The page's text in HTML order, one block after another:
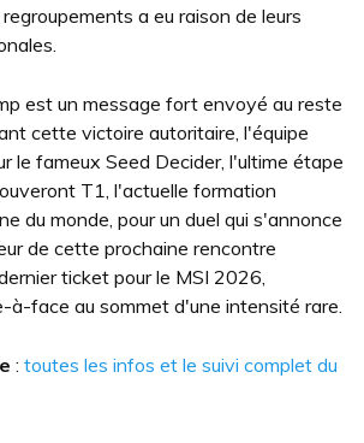
a eu raison de leurs
est un message fort envoyé au reste
cette victoire autoritaire, l'équipe
le fameux Seed Decider, l'ultime étape
T1, l'actuelle formation
du monde, pour un duel qui s'annonce
de cette prochaine rencontre
ticket pour le MSI 2026,
face au sommet d'une intensité rare.
: toutes les infos et le suivi complet du